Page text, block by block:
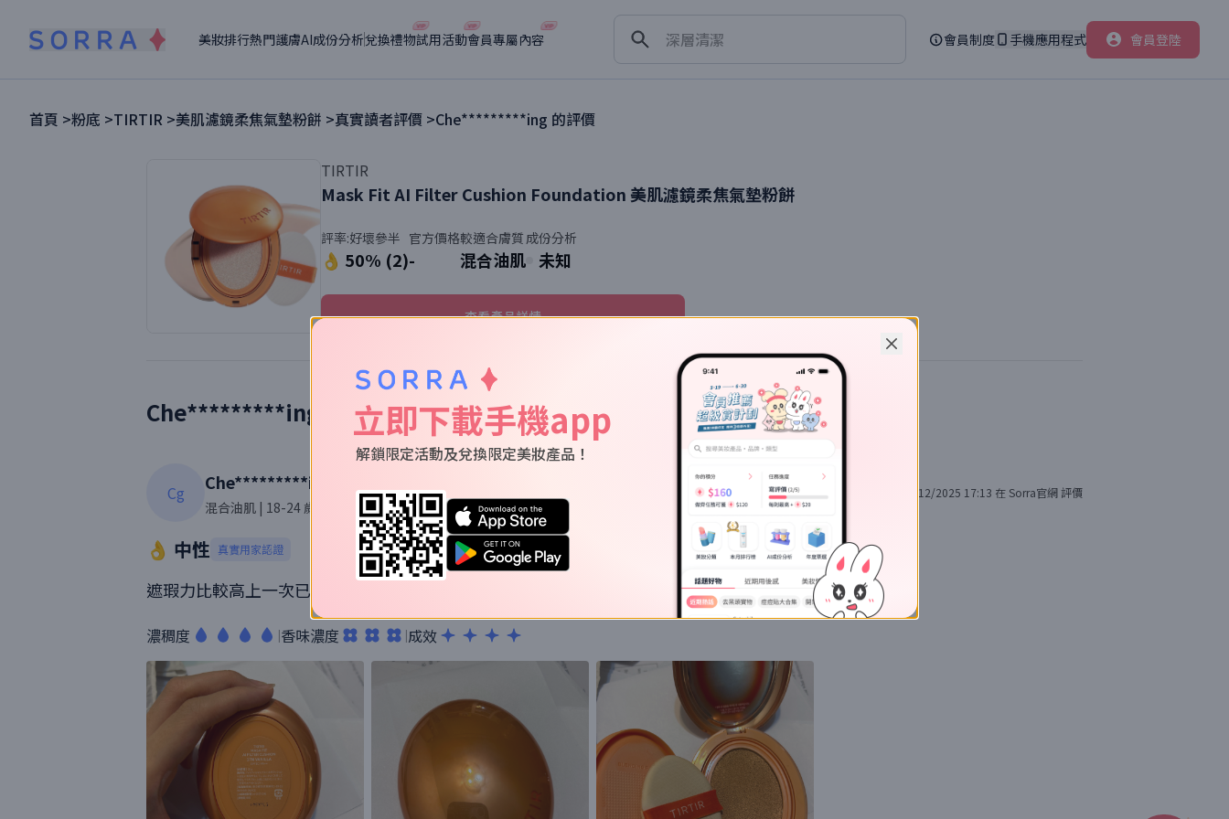
美妝排行熱門護膚AI成份分析兌換禮物試用活動會員專屬內容
深層清潔
會員制度 手機應用程式 會員登陸
首頁 >粉底 >TIRTIR >美肌濾鏡柔焦氣墊粉餅 >真實讀者評價 >Che*********ing 的評價
TIRTIR
Mask Fit AI Filter Cushion Foundation 美肌濾鏡柔焦氣墊粉餅
評率:好壞參半
👌 50% (2)
官方價格
-
較適合膚質
混合油肌
成份分析
未知
查看產品詳情
Che*********ing 的使用評價
Cg Che*********ing
混合油肌 | 18-24 歲 | 5則評價
8/12/2025 17:13 在Sorra官網評價
👌 中性 真實用家認證
遮瑕力比較高上一次已經可以遮得7788，但係質地比較乾，容易卡粉
濃稠度 |香味濃度 |成效
立即下載手機app
解鎖限定活動及兌換限定美妝產品！